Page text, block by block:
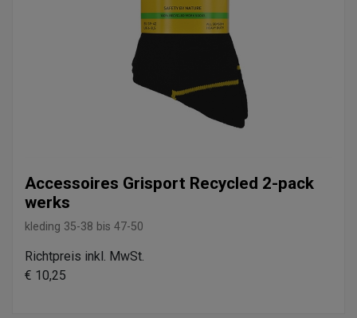
Accessoires Grisport Recycled 2-pack
werks
kleding 35-38 bis 47-50
Richtpreis inkl. MwSt.
€ 10,25